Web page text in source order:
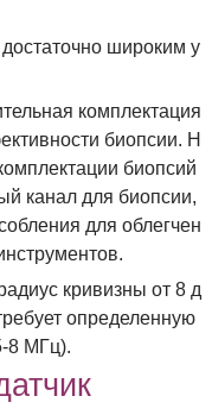
широким у
комплектация
биопсии. Н
биопсий
канал для биопсии,
для облегчен
кривизны от 8 д
определенную
8 МГц).